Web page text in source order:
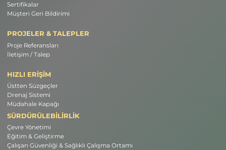
Sertifikalar
Müşteri Geri Bildirimi
PROJELER & TALEPLER
Proje Referansları
İletişim / Talep
HIZLI ERİŞİM
Üstten Süzgeçler
Drenaj Sistemi
Müdahale Kapağı
SÜRDÜRÜLEBİLİRLİK
Çevre Yönetimi
Eğitim & Geliştirme
Çalışan Güvenliği & Sağlıklı Çalışma Ortamı